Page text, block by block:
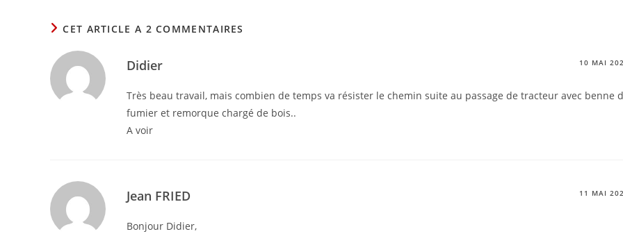
CET ARTICLE A 2 COMMENTAIRES
Didier 10 MAI
Très beau travail, mais combien de temps va résister le chemin suite au passage de tracteur avec benne
fumier et remorque chargé de bois..
A voir
Jean FRIED 11 MAI
Bonjour Didier,